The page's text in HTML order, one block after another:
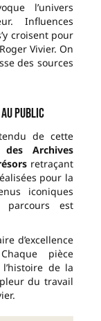
l’univers
Influences
croisent pour
Vivier. On
des sources
public
de cette
des Archives
retraçant
pour la
iconiques
est
d’excellence
pièce
de la
du travail